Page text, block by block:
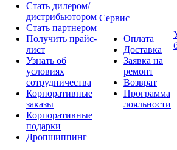
Стать дилером/
дистрибьютором
Стать партнером
Получить прайс-
лист
Узнать об
условиях
сотрудничества
Корпоративные
заказы
Корпоративные
подарки
Дропшиппинг
Сервис
Оплата
Доставка
Заявка на
ремонт
Возврат
Программа
лояльности